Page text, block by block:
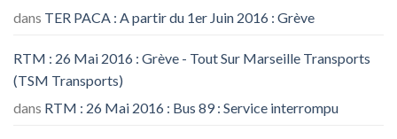
dans TER PACA : A partir du 1er Juin 2016 : Grève
RTM : 26 Mai 2016 : Grève - Tout Sur Marseille Transports
(TSM Transports)
dans RTM : 26 Mai 2016 : Bus 89 : Service interrompu